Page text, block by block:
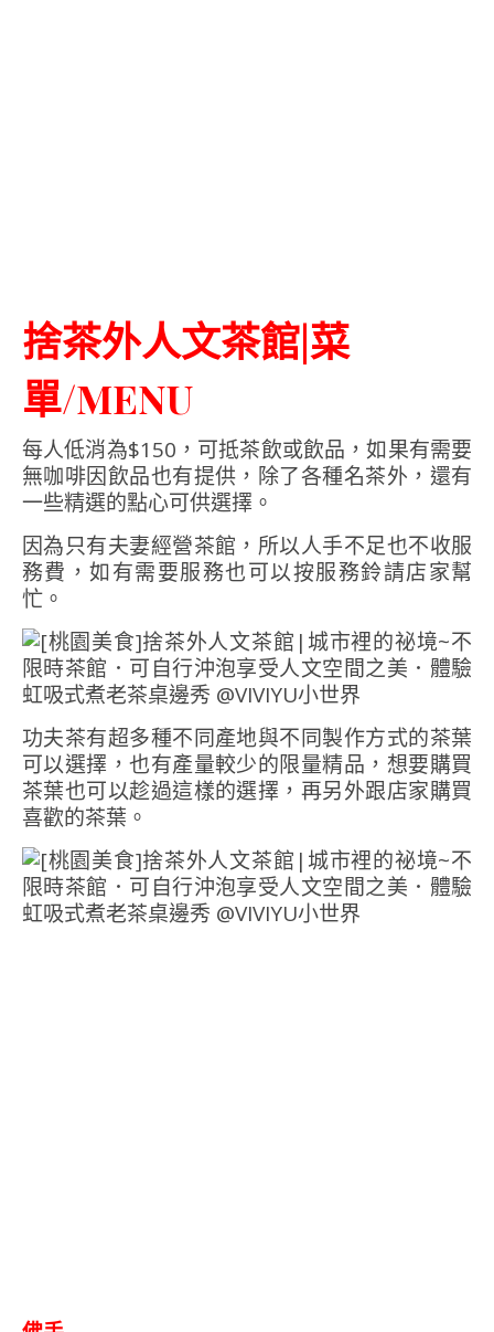
捨茶外人文茶館|菜
單/MENU
每人低消為$150，可抵茶飲或飲品，如果有需要
無咖啡因飲品也有提供，除了各種名茶外，還有
一些精選的點心可供選擇。
因為只有夫妻經營茶館，所以人手不足也不收服
務費，如有需要服務也可以按服務鈴請店家幫
忙。
功夫茶有超多種不同產地與不同製作方式的茶葉
可以選擇，也有產量較少的限量精品，想要購買
茶葉也可以趁過這樣的選擇，再另外跟店家購買
喜歡的茶葉。